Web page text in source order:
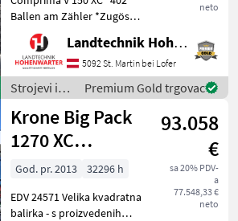
neto
Ballen am Zähler *Zugöse
Obenanhängung
*Schneidwerk mit 17 Messer
*Gelenkwelle *Hydraul.
Bodenabsenkung *E-Achse
mit 2-Leiter Druckl.-Brems
Landtechnik Hohenwarter GmbH
5092 St. Martin bei Lofer
Strojevi i
oprema za
travu i
baliranje /
Krone
Premium Gold trgovac
Krone Big Pack
1270 XC
Višestruka bala
velike brzine
93.058
€
sa 20% PDV-
a
77.548,33 €
neto
God. pr. 2013
32296 h
EDV 24571 Velika kvadratna
balirka - s proizvedenih